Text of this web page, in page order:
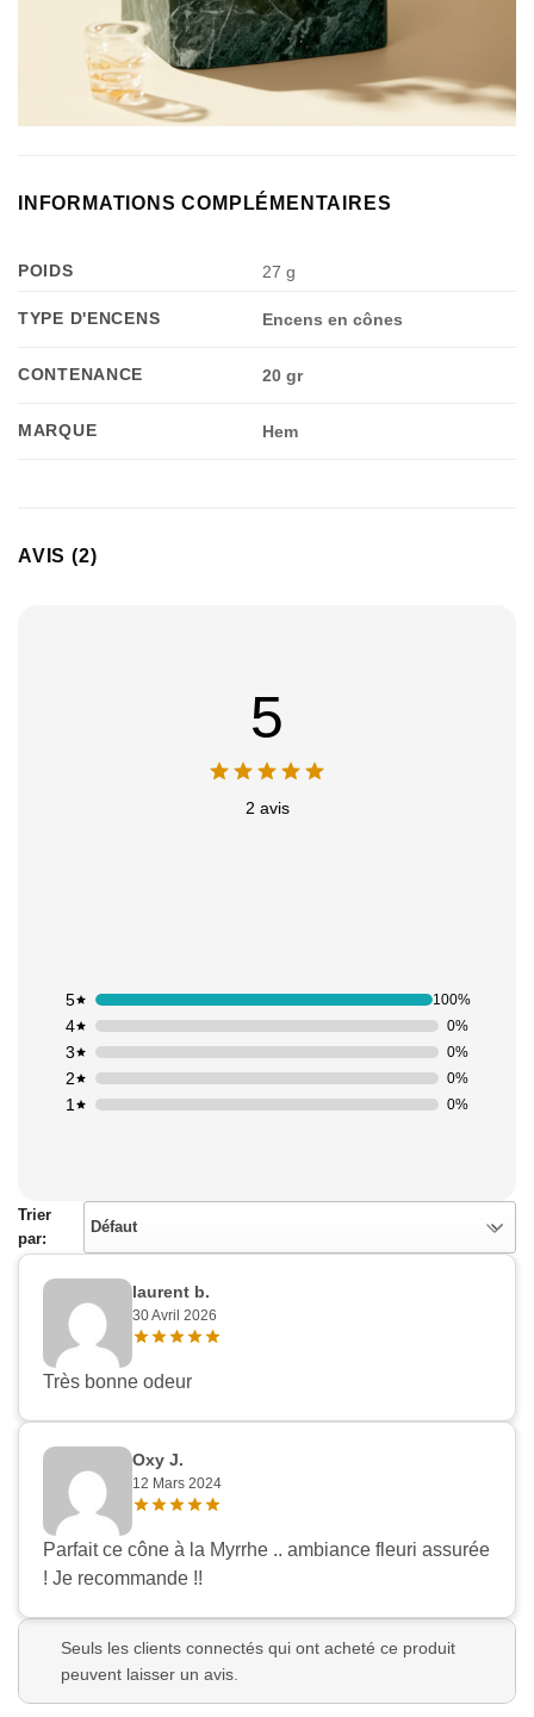
INFORMATIONS COMPLÉMENTAIRES
POIDS 27 g
TYPE D'ENCENS Encens en cônes
CONTENANCE 20 gr
MARQUE Hem
AVIS (2)
5
2 avis
1 0%
2 0%
3 0%
4 0%
5 100%
Trier
par:
Défaut
laurent b.
30 Avril 2026
Très bonne odeur
Oxy J.
12 Mars 2024
Parfait ce cône à la Myrrhe .. ambiance fleuri assurée
! Je recommande !!
Seuls les clients connectés qui ont acheté ce produit
peuvent laisser un avis.